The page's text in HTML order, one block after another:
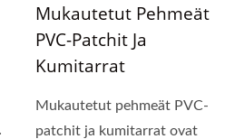
Mukautetut Pehmeät
PVC-Patchit Ja
Kumitarrat
Mukautetut pehmeät PVC-
patchit ja kumitarrat ovat